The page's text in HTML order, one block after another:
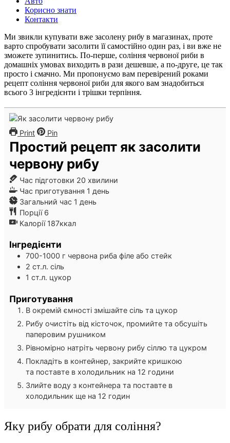
Корисно знати
Контакти
Ми звикли купувати вже засолену рибу в магазинах, проте
варто спробувати засолити її самостійно один раз, і ви вже не
зможете зупинитись. По-перше, соління червоної риби в
домашніх умовах виходить в рази дешевше, а по-друге, це так
просто і смачно. Ми пропонуємо вам перевірений роками
рецепт соління червоної риби для якого вам знадобиться
всього 3 інгредієнти і трішки терпіння.
Print Pin
Простий рецепт як засолити
червону рибу
Час підготовки 20 хвилини
хвилини
Час приготування 1 день
день
Загальний час 1 день
день
Порції 6
Калорії 187ккал
Інгредієнти
700-1000 г червона риба філе або стейк
2 ст.л. сіль
1 ст.л. цукор
Приготування
В окремій ємності змішайте сіль та цукор
Рибу очистіть від кісточок, промийте та обсушіть
паперовим рушником
Рівномірно натріть червону рибу сіллю та цукром
Покладіть в контейнер, закрийте кришкою
та поставте в холодильник на 12 години
Злийте воду з контейнера та поставте в
холодильник ще на 12 годин
Яку рибу обрати для соління?